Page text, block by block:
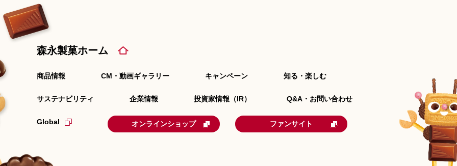
森永製菓ホーム
商品情報 CM・動画ギャラリー キャンペーン 知る・楽しむ
サステナビリティ 企業情報 投資家情報（IR） Q&A・お問い合わせ
Global オンラインショップ ファンサイト